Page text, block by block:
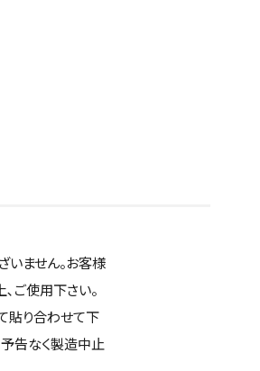
ません。お客様
ご使用下さい。
貼り合わせて下
告なく製造中止